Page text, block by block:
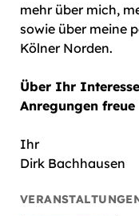
mehr über mich,
sowie über meine
Kölner Norden.
Über Ihr
Anregungen freue
Ihr
Dirk Bachhausen